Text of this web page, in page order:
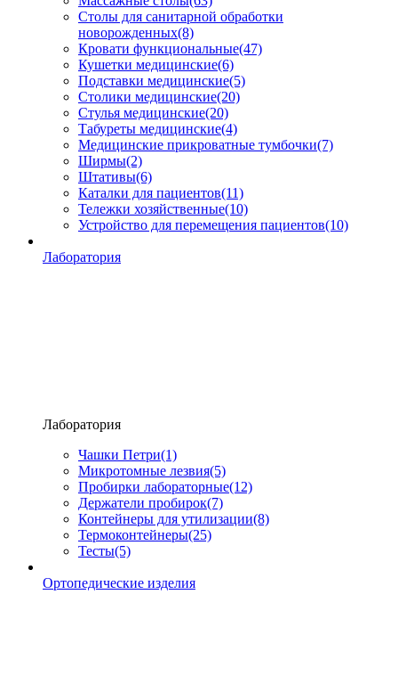
Столы для санитарной обработки
новорожденных(8)
Кровати функциональные(47)
Кушетки медицинские(6)
Подставки медицинские(5)
Столики медицинские(20)
Стулья медицинские(20)
Табуреты медицинские(4)
Медицинские прикроватные тумбочки(7)
Ширмы(2)
Штативы(6)
Каталки для пациентов(11)
Тележки хозяйственные(10)
Устройство для перемещения пациентов(10)
Лаборатория
Лаборатория
Чашки Петри(1)
Микротомные лезвия(5)
Пробирки лабораторные(12)
Держатели пробирок(7)
Контейнеры для утилизации(8)
Термоконтейнеры(25)
Тесты(5)
Ортопедические изделия